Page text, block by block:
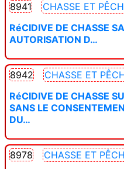
8941
CHASSE ET
RéCIDIVE DE CHASSE
AUTORISATION D…
8942
CHASSE ET
RéCIDIVE DE CHASSE
SANS LE
DU…
8978
CHASSE ET